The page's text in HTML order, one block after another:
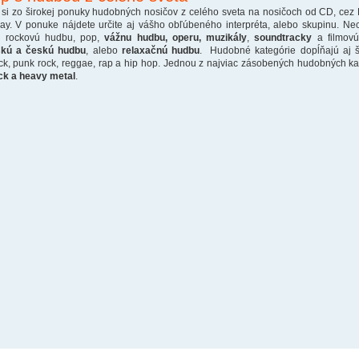
zo širokej ponuky hudobných nosičov z celého sveta na nosičoch od CD, cez
V ponuke nájdete určite aj vášho obľúbeného interpréta, alebo skupinu.
rockovú hudbu, pop,vážnu hudbu, operu, muzikály ,soundtracky a
a českú hudbu , alebo relaxačnú hudbu. Hudobné kategórie dopĺňajú aj
punk rock, reggae, rap a hip hop. Jednou z najviac zásobených hudobných
a heavy metal